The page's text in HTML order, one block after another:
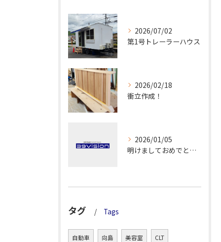
2026/07/02
第1号トレーラーハウス
2026/02/18
衝立作成！
2026/01/05
明けましておめでとうございます！
タグ Tags
自動車 向島 美容室 CLT